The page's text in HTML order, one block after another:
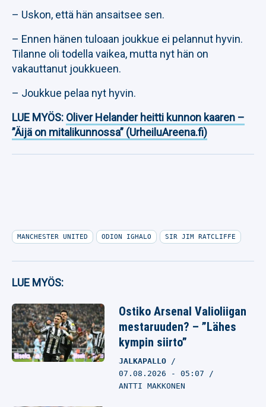
– Uskon, että hän ansaitsee sen.
– Ennen hänen tuloaan joukkue ei pelannut hyvin.
Tilanne oli todella vaikea, mutta nyt hän on
vakauttanut joukkueen.
– Joukkue pelaa nyt hyvin.
LUE MYÖS: Oliver Helander heitti kunnon kaaren –
”Äijä on mitalikunnossa” (UrheiluAreena.fi)
MANCHESTER UNITED ODION IGHALO SIR JIM RATCLIFFE
LUE MYÖS:
Ostiko Arsenal Valioliigan
mestaruuden? – ”Lähes
kympin siirto”
JALKAPALLO
07.08.2026 - 05:07
ANTTI MAKKONEN